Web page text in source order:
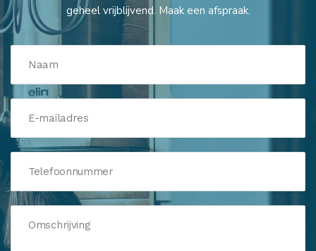
geheel vrijblijvend. Maak een afspraak.